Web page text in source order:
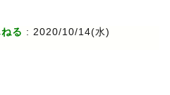
る : 2020/10/14(水)